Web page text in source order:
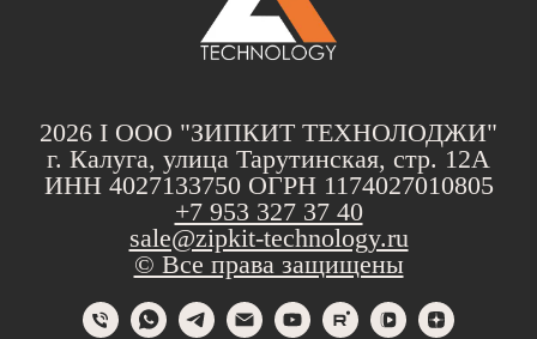
2026 I ООО "ЗИПКИТ ТЕХНОЛОДЖИ"
г. Калуга, улица Тарутинская, стр. 12А
ИНН 4027133750 ОГРН 1174027010805
+7 953 327 37 40
sale@zipkit-technology.ru
© Все права защищены